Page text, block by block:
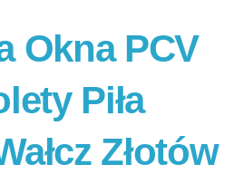
Okna PCV
Piła
Złotów